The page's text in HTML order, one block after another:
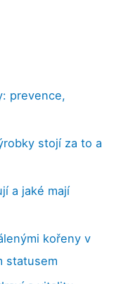
prevence,
stojí za to a
a jaké mají
kořeny v
statusem